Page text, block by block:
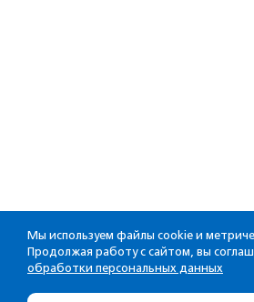
Мы используем файлы cookie и
Продолжая работу с сайтом, вы
обработки персональных данных